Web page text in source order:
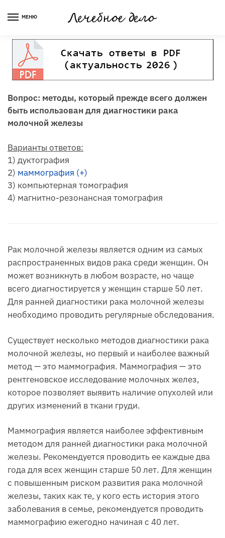
МЕНЮ
Вопрос: методы, который прежде всего должен
быть использован для диагностики рака
молочной железы
Варианты ответов:
1) дуктография
2) маммография (+)
3) компьютерная томография
4) магнитно-резонансная томография
Рак молочной железы является одним из самых
распространенных видов рака среди женщин. Он
может возникнуть в любом возрасте, но чаще
всего диагностируется у женщин старше 50 лет.
Для ранней диагностики рака молочной железы
необходимо проводить регулярные обследования.
Существует несколько методов диагностики рака
молочной железы, но первый и наиболее важный
метод — это маммография. Маммография — это
рентгеновское исследование молочных желез,
которое позволяет выявить наличие опухолей или
других изменений в ткани груди.
Маммография является наиболее эффективным
методом для ранней диагностики рака молочной
железы. Рекомендуется проводить ее каждые два
года для всех женщин старше 50 лет. Для женщин
с повышенным риском развития рака молочной
железы, таких как те, у кого есть история этого
заболевания в семье, рекомендуется проводить
маммографию ежегодно начиная с 40 лет.